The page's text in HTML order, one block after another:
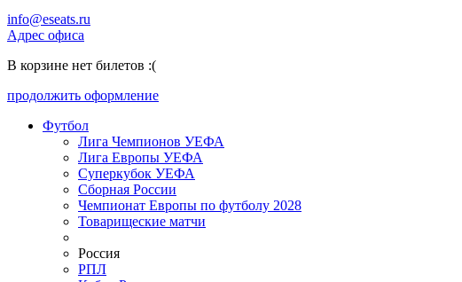
info@eseats.ru
Адрес офиса
В корзине нет билетов :(
продолжить оформление
Футбол
Лига Чемпионов УЕФА
Лига Европы УЕФА
Суперкубок УЕФА
Сборная России
Чемпионат Европы по футболу 2028
Товарищеские матчи
Россия
РПЛ